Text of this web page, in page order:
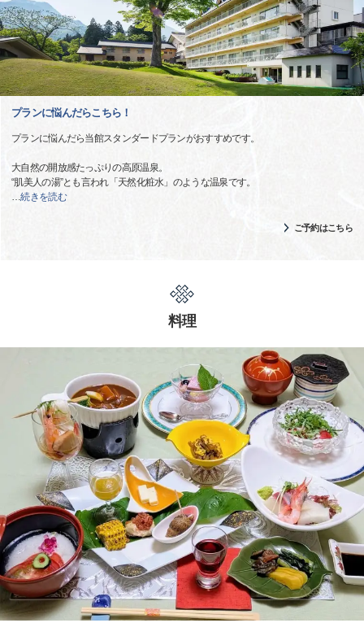
プランに悩んだらこちら！
プランに悩んだら当館スタンダードプランがおすすめです。
大自然の開放感たっぷりの高原温泉。
“肌美人の湯”とも言われ「天然化粧水」のような温泉です。
…続きを読む
ご予約はこちら
料理